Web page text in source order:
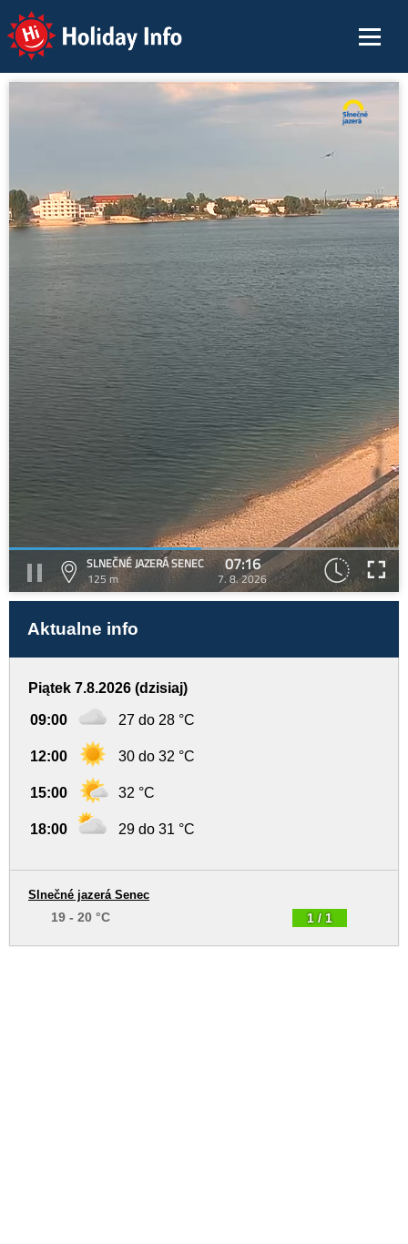
Holiday Info
SLNEČNÉ JAZERÁ SENEC
125 m
07:16
7. 8. 2026
Aktualne info
Piątek 7.8.2026 (dzisiaj)
09:00 27 do 28 °C
12:00 30 do 32 °C
15:00 32 °C
18:00 29 do 31 °C
1 / 1
Slnečné jazerá Senec
19 - 20 °C